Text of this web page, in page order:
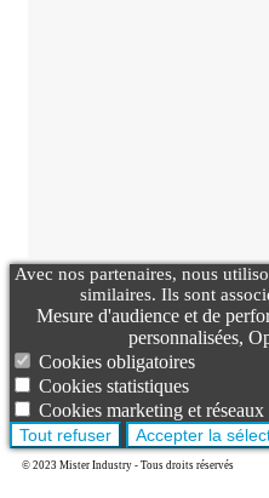
Avec nos partenaires, nous
similaires. Ils sont
Mesure d'audience et de
personnalisées,
Cookies obligatoires
Cookies statistiques
Cookies marketing et
Tout refuser Accepter la
© 2023 Mister Industry - Tous droits réservés